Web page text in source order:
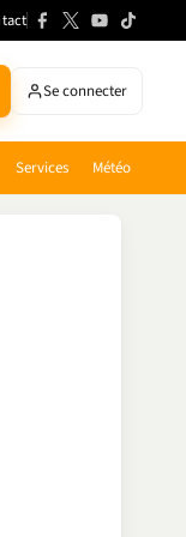
Se connecter
Services Météo